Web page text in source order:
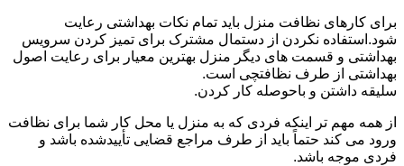
برای کارهای نظافت منزل باید تمام نکات بهداشتی رعایت
شود.استفاده نکردن از دستمال مشترک برای تمیز کردن سرویس
بهداشتی و قسمت های دیگر منزل بهترین معیار برای رعایت اصول
بهداشتی از طرف نظافتچی است.
سلیقه داشتن و باحوصله کار کردن.
از همه مهم تر اینکه فردی که به منزل یا محل کار شما برای نظافت
ورود می کند حتماً باید از طرف مراجع قضایی تأییدشده باشد و
فردی موجه باشد.